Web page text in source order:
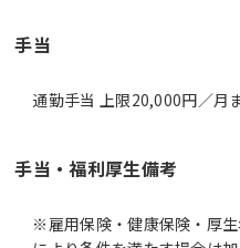
手当
通勤手当 上限20,000円／月
手当・福利厚生備考
※雇用保険・健康保険・厚